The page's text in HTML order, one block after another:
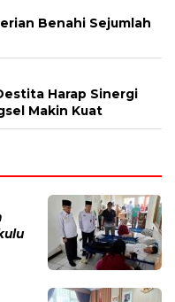
Benahi Sejumlah
Harap Sinergi
Makin Kuat